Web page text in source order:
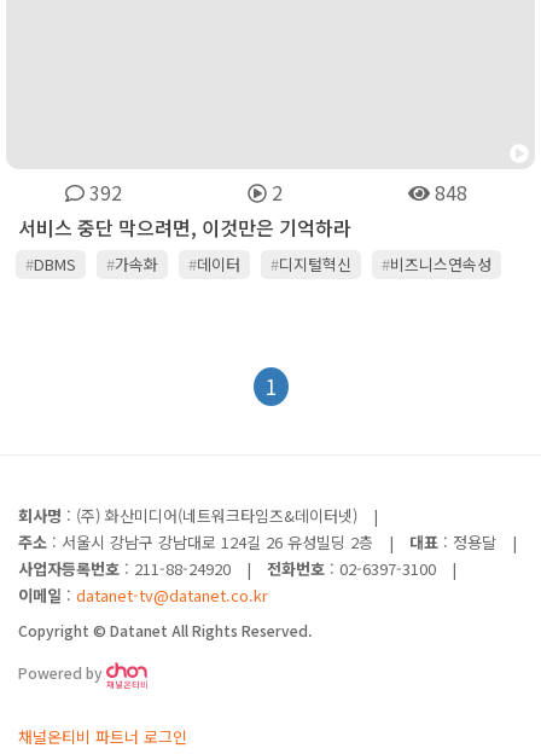
392 2
848
서비스 중단 막으려면, 이것만은 기억하라
#DBMS #가속화 #데이터 #디지털혁신 #비즈니스연속성
1
회사명 : (주) 화산미디어(네트워크타임즈&데이터넷)
|
주소 : 서울시 강남구 강남대로 124길 26 유성빌딩 2층 | 대표 : 정용달
|
사업자등록번호 : 211-88-24920 | 전화번호 : 02-6397-3100
|
이메일 : datanet-tv@datanet.co.kr
Copyright © Datanet All Rights Reserved.
Powered by
채널온티비 파트너 로그인